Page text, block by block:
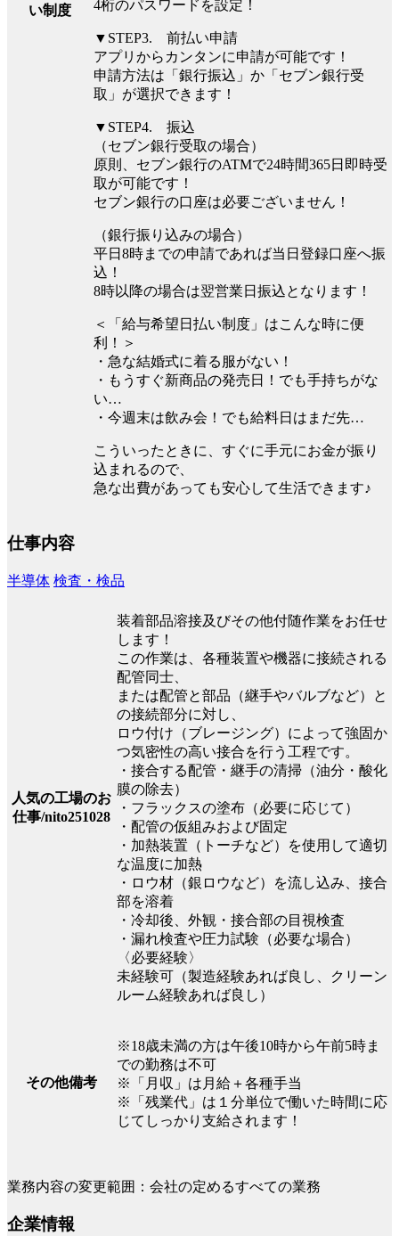
い制度 4桁のパスワードを設定！
▼STEP3. 前払い申請
アプリからカンタンに申請が可能です！
申請方法は「銀行振込」か「セブン銀行受
取」が選択できます！
▼STEP4. 振込
（セブン銀行受取の場合）
原則、セブン銀行のATMで24時間365日即時受
取が可能です！
セブン銀行の口座は必要ございません！
（銀行振り込みの場合）
平⽇8時までの申請であれば当⽇登録口座へ振
込！
8時以降の場合は翌営業⽇振込となります！
＜「給与希望日払い制度」はこんな時に便
利！＞
・急な結婚式に着る服がない！
・もうすぐ新商品の発売日！でも手持ちがな
い…
・今週末は飲み会！でも給料日はまだ先…
こういったときに、すぐに手元にお金が振り
込まれるので、
急な出費があっても安心して生活できます♪
仕事内容
半導体 検査・検品
人気の工場のお
仕事/nito251028
装着部品溶接及びその他付随作業をお任せ
します！
この作業は、各種装置や機器に接続される
配管同士、
または配管と部品（継手やバルブなど）と
の接続部分に対し、
ロウ付け（ブレージング）によって強固か
つ気密性の高い接合を行う工程です。
・接合する配管・継手の清掃（油分・酸化
膜の除去）
・フラックスの塗布（必要に応じて）
・配管の仮組みおよび固定
・加熱装置（トーチなど）を使用して適切
な温度に加熱
・ロウ材（銀ロウなど）を流し込み、接合
部を溶着
・冷却後、外観・接合部の目視検査
・漏れ検査や圧力試験（必要な場合）
〈必要経験〉
未経験可（製造経験あれば良し、クリーン
ルーム経験あれば良し）
その他備考
※18歳未満の方は午後10時から午前5時ま
での勤務は不可
※「月収」は月給＋各種手当
※「残業代」は１分単位で働いた時間に応
じてしっかり支給されます！
業務内容の変更範囲：会社の定めるすべての業務
企業情報